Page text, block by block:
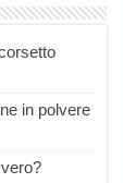
in polvere